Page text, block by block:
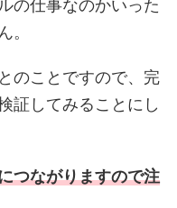
の仕事なのかいった
。
のことですので、完
証してみることにし
つながりますので注